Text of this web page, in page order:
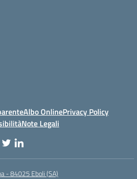
Albo OnlinePrivacy Policy
Note Legali
- 84025 Eboli (SA)